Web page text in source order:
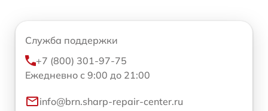
Служба поддержки
+7 (800) 301-97-75
Ежедневно с 9:00 до 21:00
info@brn.sharp-repair-center.ru